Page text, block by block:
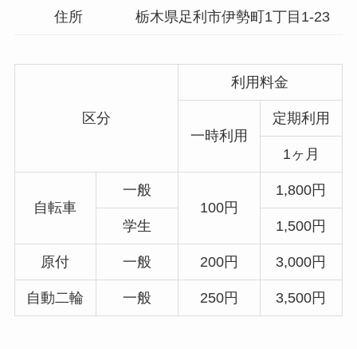
住所 栃木県足利市伊勢町1丁目1-23
区分
利用料金
一時利用
定期利用
1ヶ月
自転車
一般
100円
1,800円
学生 1,500円
原付 一般 200円 3,000円
自動二輪 一般 250円 3,500円